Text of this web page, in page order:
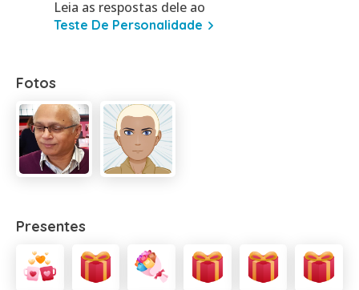
Leia as respostas dele ao
Teste De Personalidade
Fotos
Presentes